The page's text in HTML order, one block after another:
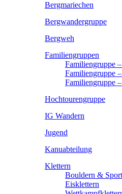
Bergmariechen
Bergwandergruppe
Bergweh
Familiengruppen
Familiengruppe
Familiengruppe
Familiengruppe
Hochtourengruppe
IG Wandern
Jugend
Kanuabteilung
Klettern
Bouldern &
Eisklettern